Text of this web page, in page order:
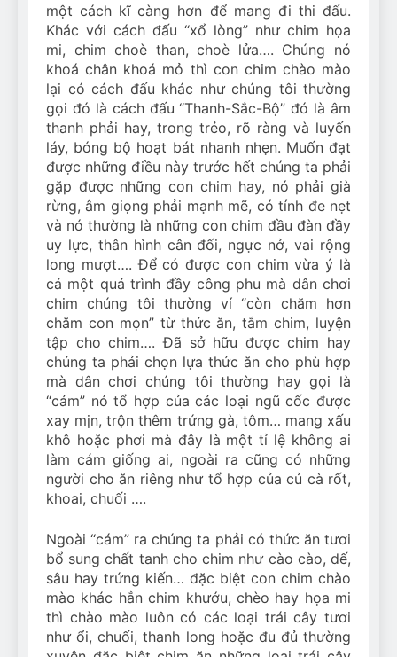
một cách kĩ càng hơn để mang đi thi đấu.
Khác với cách đấu “xổ lòng” như chim họa
mi, chim choè than, choè lửa…. Chúng nó
khoá chân khoá mỏ thì con chim chào mào
lại có cách đấu khác như chúng tôi thường
gọi đó là cách đấu “Thanh-Sắc-Bộ” đó là âm
thanh phải hay, trong trẻo, rõ ràng và luyến
láy, bóng bộ hoạt bát nhanh nhẹn. Muốn đạt
được những điều này trước hết chúng ta phải
gặp được những con chim hay, nó phải già
rừng, âm giọng phải mạnh mẽ, có tính đe nẹt
và nó thường là những con chim đầu đàn đầy
uy lực, thân hình cân đối, ngực nở, vai rộng
long mượt…. Để có được con chim vừa ý là
cả một quá trình đầy công phu mà dân chơi
chim chúng tôi thường ví “còn chăm hơn
chăm con mọn” từ thức ăn, tắm chim, luyện
tập cho chim…. Đã sở hữu được chim hay
chúng ta phải chọn lựa thức ăn cho phù hợp
mà dân chơi chúng tôi thường hay gọi là
“cám” nó tổ hợp của các loại ngũ cốc được
xay mịn, trộn thêm trứng gà, tôm… mang xấu
khô hoặc phơi mà đây là một tỉ lệ không ai
làm cám giống ai, ngoài ra cũng có những
người cho ăn riêng như tổ hợp của củ cà rốt,
khoai, chuối ….
Ngoài “cám” ra chúng ta phải có thức ăn tươi
bổ sung chất tanh cho chim như cào cào, dế,
sâu hay trứng kiến… đặc biệt con chim chào
mào khác hẳn chim khướu, chèo hay họa mi
thì chào mào luôn có các loại trái cây tươi
như ổi, chuối, thanh long hoặc đu đủ thường